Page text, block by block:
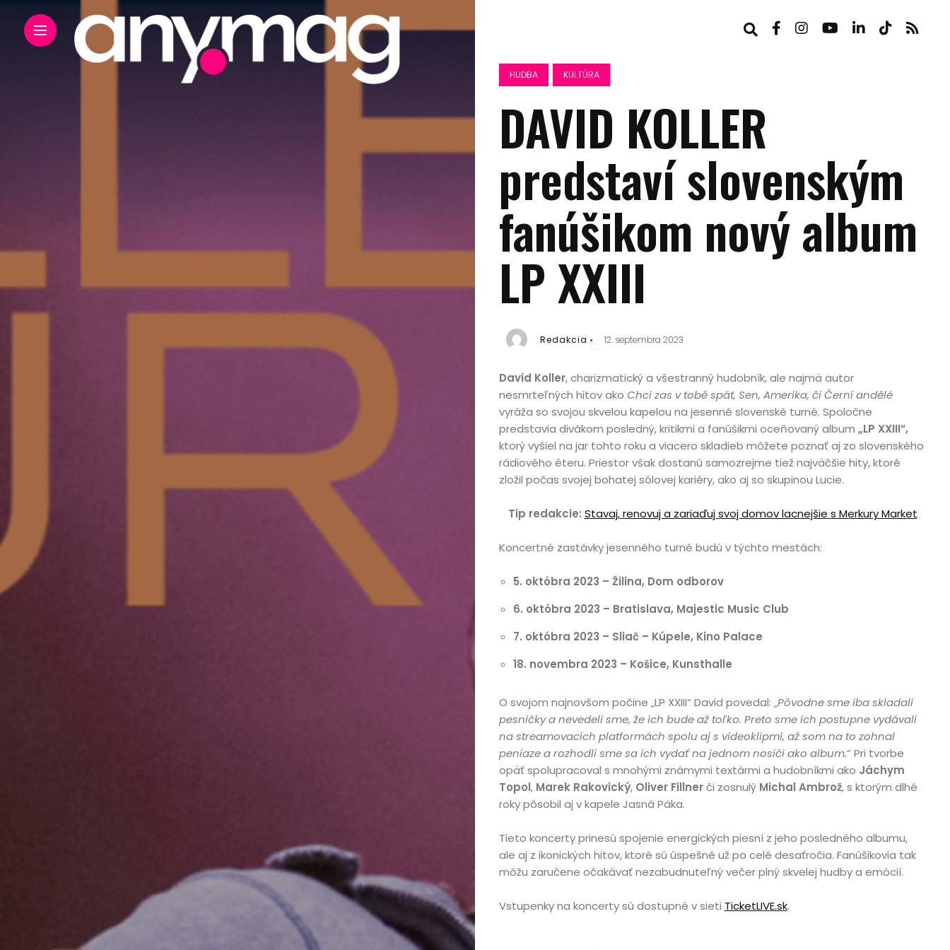
HUDBA KULTÚRA
DAVID KOLLER
predstaví slovenským
fanúšikom nový album
LP XXIII
Redakcia 12. septembra 2023
David Koller, charizmatický a všestranný hudobník, ale najmä autor
nesmrteľných hitov ako Chci zas v tobě spát, Sen, Amerika, či Černí andělé
vyráža so svojou skvelou kapelou na jesenné slovenské turné. Spoločne
predstavia divákom posledný, kritikmi a fanúšikmi oceňovaný album „LP XXIII“,
ktorý vyšiel na jar tohto roku a viacero skladieb môžete poznať aj zo slovenského
rádiového éteru. Priestor však dostanú samozrejme tiež najväčšie hity, ktoré
zložil počas svojej bohatej sólovej kariéry, ako aj so skupinou Lucie.
Tip redakcie: Stavaj, renovuj a zariaďuj svoj domov lacnejšie s Merkury Market
Koncertné zastávky jesenného turné budú v týchto mestách:
5. októbra 2023 – Žilina, Dom odborov
6. októbra 2023 – Bratislava, Majestic Music Club
7. októbra 2023 – Sliač – Kúpele, Kino Palace
18. novembra 2023 – Košice, Kunsthalle
O svojom najnovšom počine „LP XXIII“ David povedal: „Pôvodne sme iba skladali
pesničky a nevedeli sme, že ich bude až toľko. Preto sme ich postupne vydávali
na streamovacích platformách spolu aj s videoklipmi, až som na to zohnal
peniaze a rozhodli sme sa ich vydať na jednom nosiči ako album.“ Pri tvorbe
opäť spolupracoval s mnohými známymi textármi a hudobníkmi ako Jáchym
Topol, Marek Rakovický, Oliver Fillnerči zosnulý Michal Ambrož, s ktorým dlhé
roky pôsobil aj v kapele Jasná Páka.
Tieto koncerty prinesú spojenie energických piesní z jeho posledného albumu,
ale aj z ikonických hitov, ktoré sú úspešné už po celé desaťročia. Fanúšikovia tak
môžu zaručene očakávať nezabudnuteľný večer plný skvelej hudby a emócií.
Vstupenky na koncerty sú dostupné v sieti TicketLIVE.sk.